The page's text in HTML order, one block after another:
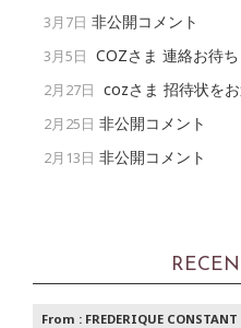
3月7日 非公開コメント
3月5日 COZさま 連絡お待
2月27日 cozさま 招待状を
2月25日 非公開コメント
2月13日 非公開コメント
From : FREDERIQUE CONSTANT